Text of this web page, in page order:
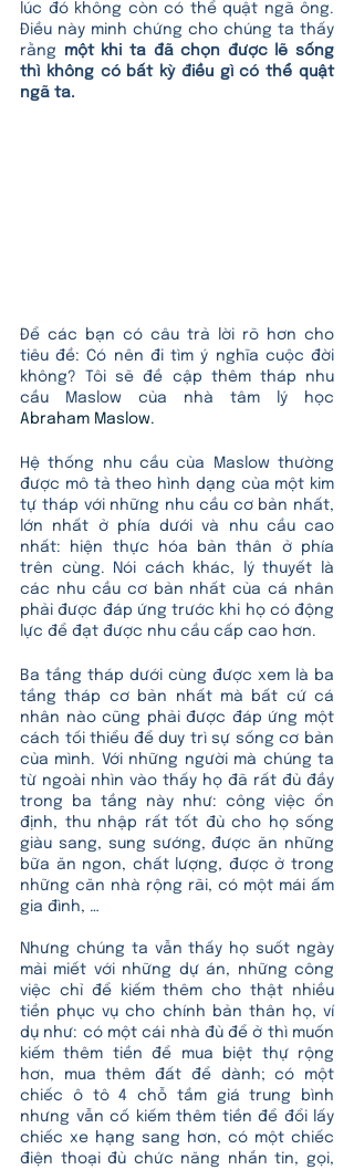
lúc đó không còn có thể quật ngã ông.
Điều này minh chứng cho chúng ta thấy
rằng một khi ta đã chọn được lẽ sống
thì không có bất kỳ điều gì có thể quật
ngã ta.
Để các bạn có câu trả lời rõ hơn cho
tiêu đề: Có nên đi tìm ý nghĩa cuộc đời
không? Tôi sẽ đề cập thêm tháp nhu
Abraham Maslow.
Hệ thống nhu cầu của Maslow thường
được mô tả theo hình dạng của một kim
tự tháp với những nhu cầu cơ bản nhất,
lớn nhất ở phía dưới và nhu cầu cao
nhất: hiện thực hóa bản thân ở phía
trên cùng. Nói cách khác, lý thuyết là
các nhu cầu cơ bản nhất của cá nhân
phải được đáp ứng trước khi họ có động
lực để đạt được nhu cầu cấp cao hơn.
Ba tầng tháp dưới cùng được xem là ba
tầng tháp cơ bản nhất mà bất cứ cá
nhân nào cũng phải được đáp ứng một
cách tối thiểu để duy trì sự sống cơ bản
của mình. Với những người mà chúng ta
từ ngoài nhìn vào thấy họ đã rất đủ đầy
trong ba tầng này như: công việc ổn
định, thu nhập rất tốt đủ cho họ sống
giàu sang, sung sướng, được ăn những
bữa ăn ngon, chất lượng, được ở trong
những căn nhà rộng rãi, có một mái ấm
gia đình, …
Nhưng chúng ta vẫn thấy họ suốt ngày
mải miết với những dự án, những công
việc chỉ để kiếm thêm cho thật nhiều
tiền phục vụ cho chính bản thân họ, ví
dụ như: có một cái nhà đủ để ở thì muốn
kiếm thêm tiền để mua biệt thự rộng
hơn, mua thêm đất để dành; có một
chiếc ô tô 4 chỗ tầm giá trung bình
nhưng vẫn cố kiếm thêm tiền để đổi lấy
chiếc xe hạng sang hơn, có một chiếc
điện thoại đủ chức năng nhắn tin, gọi,